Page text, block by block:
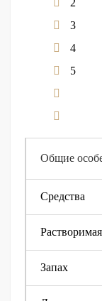
2
3
4
5
Общие
Средства
Запах